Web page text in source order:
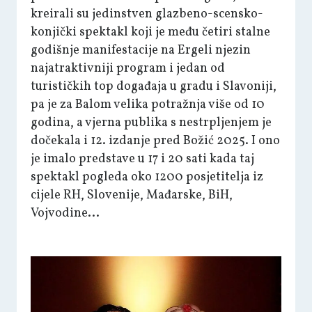
kreirali su jedinstven glazbeno-scensko-
konjički spektakl koji je među četiri stalne
godišnje manifestacije na Ergeli njezin
najatraktivniji program i jedan od
turističkih top događaja u gradu i Slavoniji,
pa je za Balom velika potražnja više od 10
godina, a vjerna publika s nestrpljenjem je
dočekala i 12. izdanje pred Božić 2025. I ono
je imalo predstave u 17 i 20 sati kada taj
spektakl pogleda oko 1200 posjetitelja iz
cijele RH, Slovenije, Mađarske, BiH,
Vojvodine...